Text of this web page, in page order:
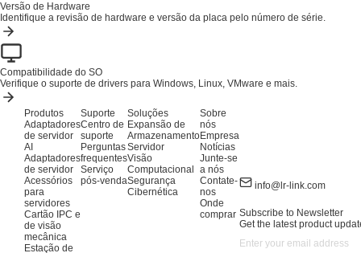
Versão de Hardware
Identifique a revisão de hardware e versão da placa pelo número de série.
Compatibilidade do SO
Verifique o suporte de drivers para Windows, Linux, VMware e mais.
Produtos
Adaptadores
de servidor
AI
Adaptadores
de servidor
Acessórios
para
servidores
Cartão IPC e
de visão
mecânica
Estação de
Suporte
Centro de
suporte
Perguntas
frequentes
Serviço
pós-venda
Soluções
Expansão de
Armazenamento
Servidor
Visão
Computacional
Segurança
Cibernética
Sobre
nós
Empresa
Notícias
Junte-se
a nós
Contate-
nos
Onde
comprar
info@lr-link.com
Subscribe to Newsletter
Get the latest product